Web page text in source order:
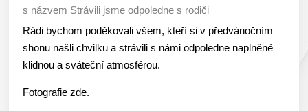
s názvem Strávili jsme odpoledne s rodiči
Rádi bychom poděkovali všem, kteří si v předvánočním
shonu našli chvilku a strávili s námi odpoledne naplněné
klidnou a sváteční atmosférou.
Fotografie zde.